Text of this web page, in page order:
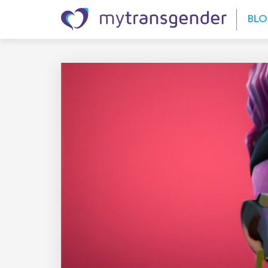
Skip to content